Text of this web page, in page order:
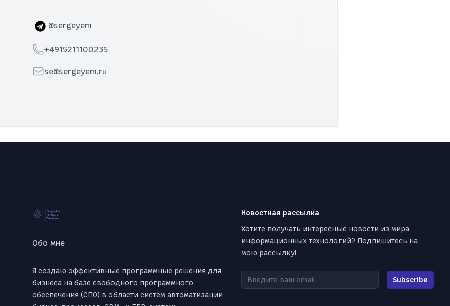
Telegram
@sergeyem
Telephone
+4915211100235
Emailse@sergeyem.ru
Обо мне
Я создаю эффективные программные решения для
бизнеса на базе свободного программного
обеспечения (СПО) в области систем автоматизации
Новостная рассылка
Хотите получать интересные новости из мира
информационных технологий? Подпишитесь на
мою рассылку!
Введите ваш email Subscribe